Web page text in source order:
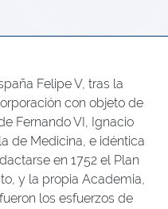
Felipe V, tras la
con objeto de
Fernando VI, Ignacio
de Medicina, e idéntica
en 1752 el Plan
y la propia Academia,
los esfuerzos de